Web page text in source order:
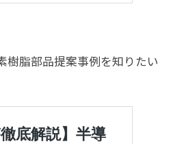
脂部品提案事例を知りたい